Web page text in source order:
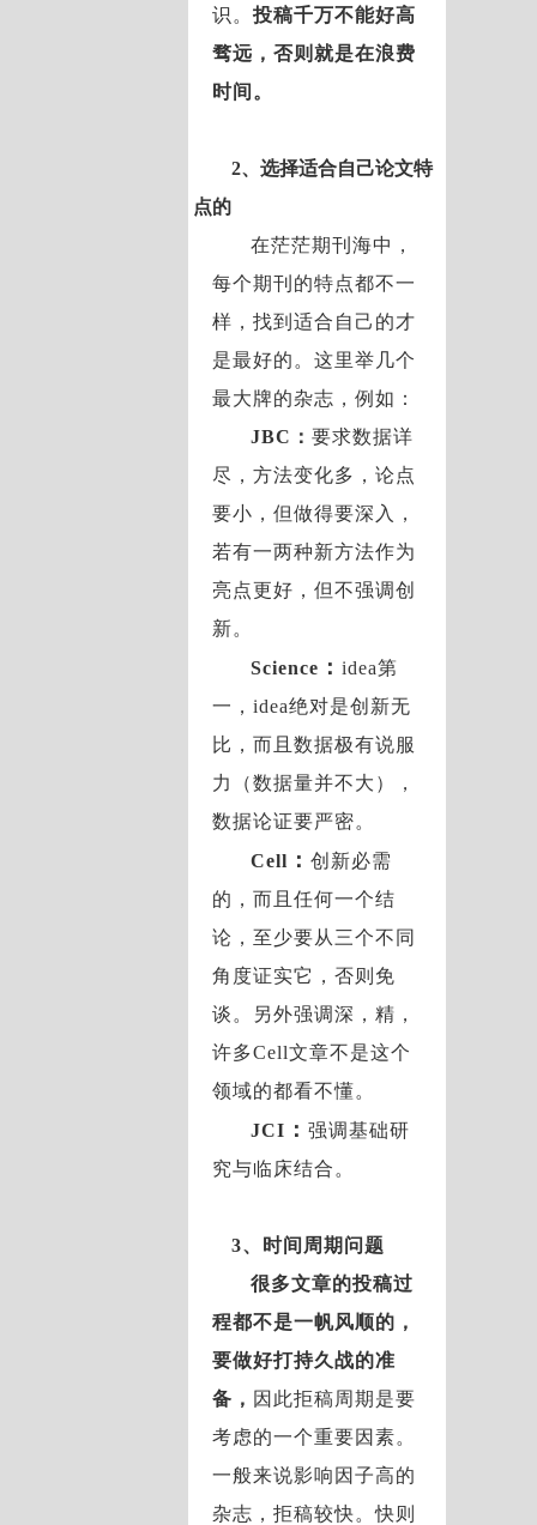
识。投稿千万不能好高
骛远，否则就是在浪费
时间。
2、选择适合自己论文特
点的
在茫茫期刊海中，
每个期刊的特点都不一
样，找到适合自己的才
是最好的。这里举几个
最大牌的杂志，例如：
JBC：要求数据详
尽，方法变化多，论点
要小，但做得要深入，
若有一两种新方法作为
亮点更好，但不强调创
新。
Science ：idea第
一，idea绝对是创新无
比，而且数据极有说服
力（数据量并不大），
数据论证要严密。
Cell ：创新必需
的，而且任何一个结
论，至少要从三个不同
角度证实它，否则免
谈。另外强调深，精，
许多Cell文章不是这个
领域的都看不懂。
JCI ：强调基础研
究与临床结合。
3、时间周期问题
很多文章的投稿过
程都不是一帆风顺的，
要做好打持久战的准
备， 因此拒稿周期是要
考虑的一个重要因素。
一般来说影响因子高的
杂志，拒稿较快。快则